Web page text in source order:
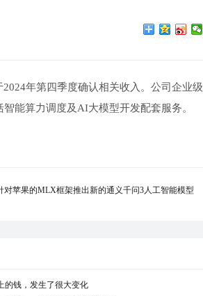
年第四季度确认相关收入。公司企业级
能算力调度及AI大模型开发配套服务。
对苹果的MLX框架推出新的通义千问3人工智能模型
的钱，发生了很大变化